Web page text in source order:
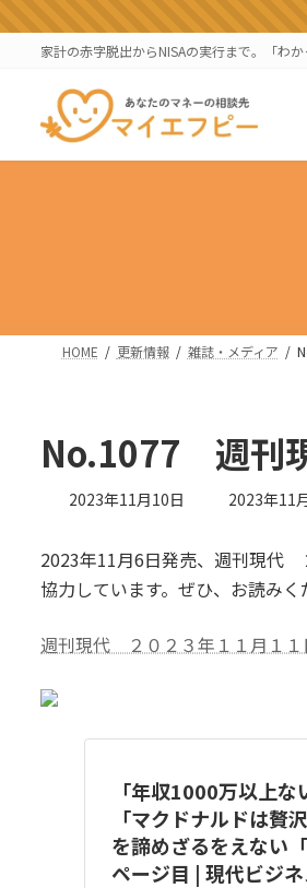
ン
ス
ビ
ン
家計の赤字脱出からNISAの実行まで。「わ
HOME 更新情報 雑誌・メディア
No.1077 週刊
2023年11月10日
最
新
日
時
2023年11
2023年11月6日発売、週刊現代
協力しています。ぜひ、お読みく
週刊現代 ２０２３年１１月１１
「年収1000万以上な
「マクドナルドは贅
を諦めざるをえない
ページ目 | 現代ビジ